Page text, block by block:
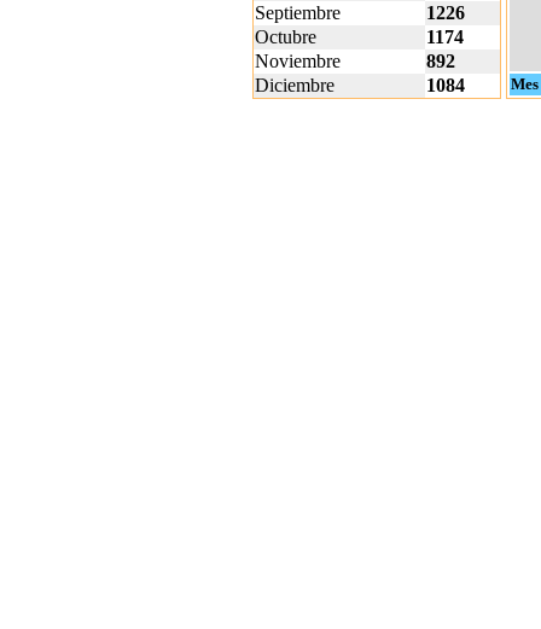
Septiembre
1226
Octubre
1174
Noviembre
892
Diciembre
1084 Mes